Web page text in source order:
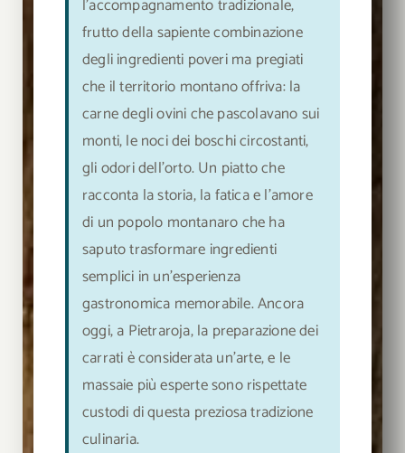
frutto della sapiente combinazione
degli ingredienti poveri ma pregiati
che il territorio montano offriva: la
carne degli ovini che pascolavano sui
monti, le noci dei boschi circostanti,
gli odori dell’orto. Un piatto che
racconta la storia, la fatica e l’amore
di un popolo montanaro che ha
saputo trasformare ingredienti
semplici in un’esperienza
gastronomica memorabile. Ancora
oggi, a Pietraroja, la preparazione dei
carrati è considerata un’arte, e le
massaie più esperte sono rispettate
custodi di questa preziosa tradizione
culinaria.